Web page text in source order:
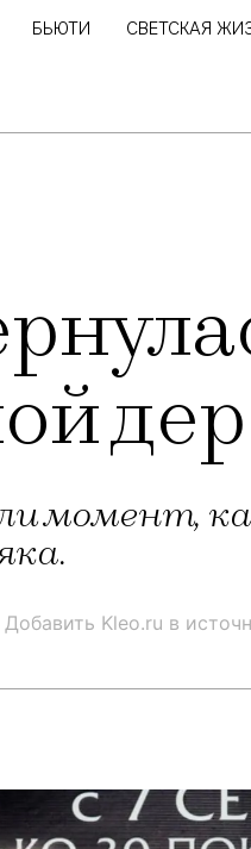
БЬЮТИ СВЕТСКАЯ
момент,
Добавить Kleo.ru в